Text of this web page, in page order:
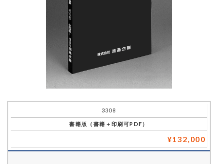
号
3308
書籍版（書籍＋印刷可PDF）
¥132,000